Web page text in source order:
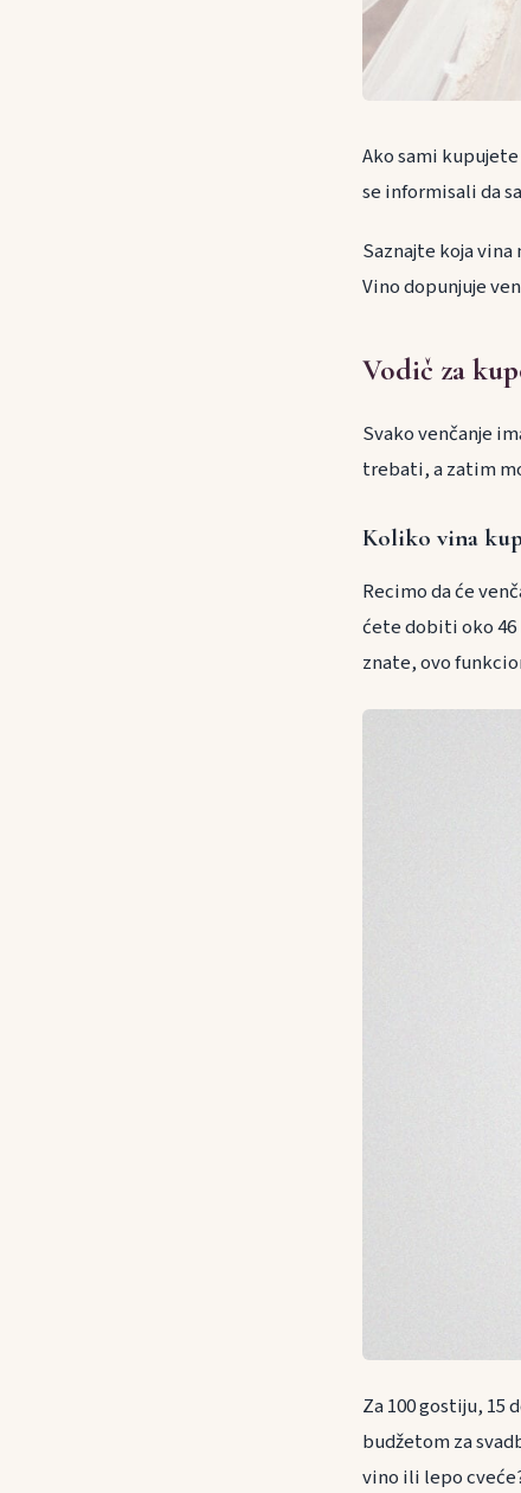
Ako sami
se informisali da
Saznajte koja
Vino dopunjuje
Vodič za
Svako venčanje
trebati, a zatim
Koliko vina
Recimo da će
ćete dobiti oko 46
znate, ovo
Za 100 gostiju, 15
budžetom za
vino ili lepo